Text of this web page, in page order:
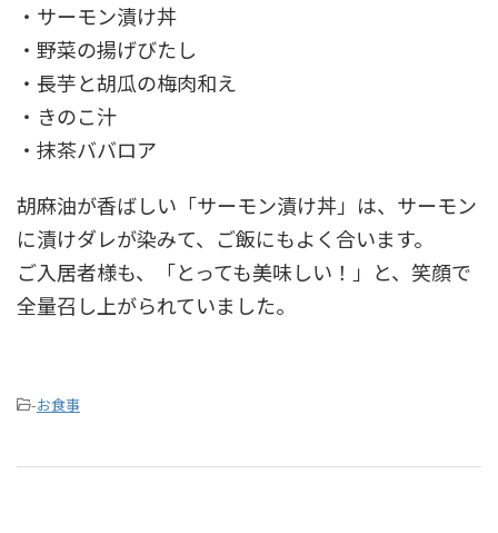
・サーモン漬け丼
・野菜の揚げびたし
・長芋と胡瓜の梅肉和え
・きのこ汁
・抹茶ババロア
胡麻油が香ばしい「サーモン漬け丼」は、サーモン
に漬けダレが染みて、ご飯にもよく合います。
ご入居者様も、「とっても美味しい！」と、笑顔で
全量召し上がられていました。
-お食事